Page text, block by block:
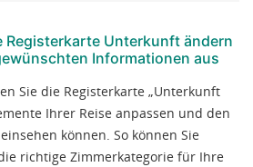
Registerkarte Unterkunft ändern
Informationen aus
Sie die Registerkarte „Unterkunft
Ihrer Reise anpassen und den
können. So können Sie
richtige Zimmerkategorie für Ihre